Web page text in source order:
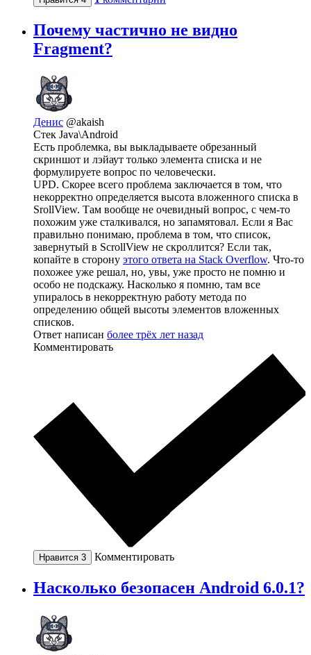
Почему частично не видно
Fragment?
Денис @akaish
Стек Java\Android
Есть проблемка, вы выкладываете обрезанный
скриншот и лэйаут только элемента списка и не
формулируете вопрос по человечески.
UPD. Скорее всего проблема заключается в том, что
некорректно определяется высота вложенного списка в
SrollView. Там вообще не очевидный вопрос, с чем-то
похожим уже сталкивался, но запамятовал. Если я Вас
правильно понимаю, проблема в том, что список,
завернутый в ScrollView не скроллится? Если так,
копайте в сторону этого ответа на Stack Overflow. Что-то
похожее уже решал, но, увы, уже просто не помню и
особо не подскажу. Насколько я помню, там все
упиралось в некорректную работу метода по
определению общей высоты элементов вложенных
списков.
Ответ написан более трёх лет назад
Комментировать
Нравится 3 Комментировать
Насколько безопасен Android 6.0.1?